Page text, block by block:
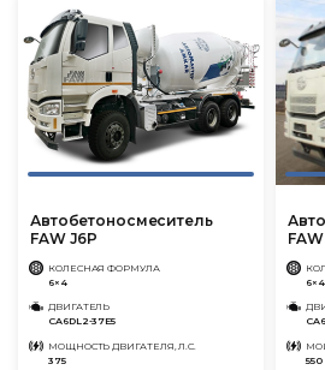
Автобетоносмеситель
FAW J6P
КОЛЕСНАЯ ФОРМУЛА
6×4
ДВИГАТЕЛЬ
CA6DL2-37E5
МОЩНОСТЬ ДВИГАТЕЛЯ, Л.С.
375
6×4
550